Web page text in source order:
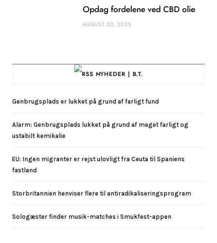
Opdag fordelene ved CBD olie
AUGUST 20, 2025
NYHEDER | B.T.
Genbrugsplads er lukket på grund af farligt fund
Alarm: Genbrugsplads lukket på grund af meget farligt og
ustabilt kemikalie
EU: Ingen migranter er rejst ulovligt fra Ceuta til Spaniens
fastland
Storbritannien henviser flere til antiradikaliseringsprogram
Sologæster finder musik-matches i Smukfest-appen